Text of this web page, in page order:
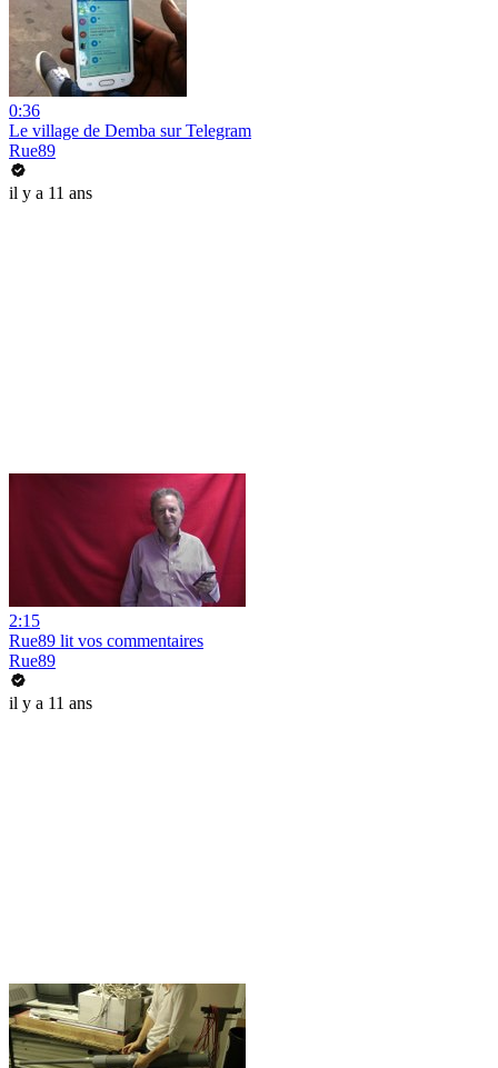
0:36
Le village de Demba sur Telegram
Rue89
il y a 11 ans
2:15
Rue89 lit vos commentaires
Rue89
il y a 11 ans